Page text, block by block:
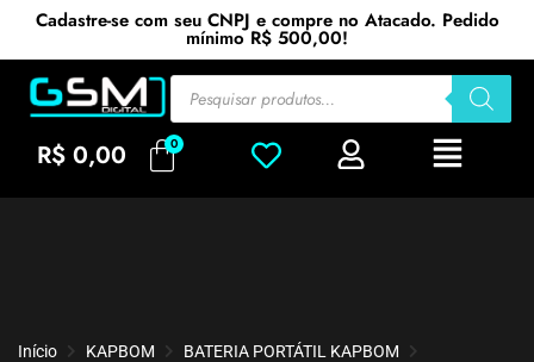
Cadastre-se com seu CNPJ e compre no Atacado. Pedido
mínimo R$ 500,00!
R$ 0,00
Início KAPBOM
BATERIA PORTÁTIL KAPBOM